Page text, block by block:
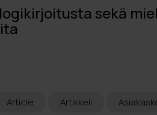
sekä
Article Artikkeli